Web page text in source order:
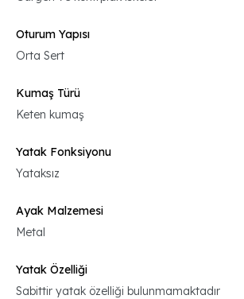
Oturum Yapısı
Orta Sert
Kumaş Türü
Keten kumaş
Yatak Fonksiyonu
Yataksız
Ayak Malzemesi
Metal
Yatak Özelliği
Sabittir yatak özelliği bulunmamaktadır